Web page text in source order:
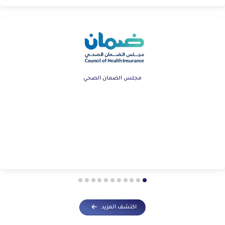
مجلس الضمان الصحي
اكتشف المزيد